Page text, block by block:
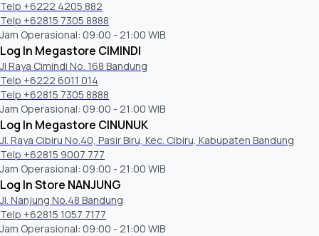
Telp +6222 4205 882
Telp +62815 7305 8888
Jam Operasional: 09:00 - 21:00 WIB
Log In Megastore CIMINDI
Jl Raya Cimindi No. 168 Bandung
Telp +6222 6011 014
Telp +62815 7305 8888
Jam Operasional: 09:00 - 21:00 WIB
Log In Megastore CINUNUK
Jl. Raya Cibiru No.40, Pasir Biru, Kec. Cibiru, Kabupaten Bandung
Telp +62815 9007 777
Jam Operasional: 09:00 - 21:00 WIB
Log In Store NANJUNG
Jl. Nanjung No.48 Bandung
Telp +62815 1057 7177
Jam Operasional: 09:00 - 21:00 WIB